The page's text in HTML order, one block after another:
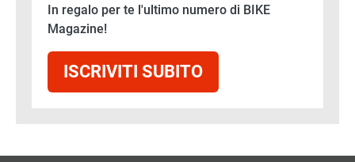
In regalo per te l'ultimo numero di BIKE
Magazine!
ISCRIVITI SUBITO